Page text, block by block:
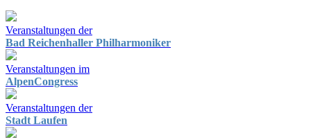
Veranstaltungen der
Bad Reichenhaller Philharmoniker
Veranstaltungen im
AlpenCongress
Veranstaltungen der
Stadt Laufen